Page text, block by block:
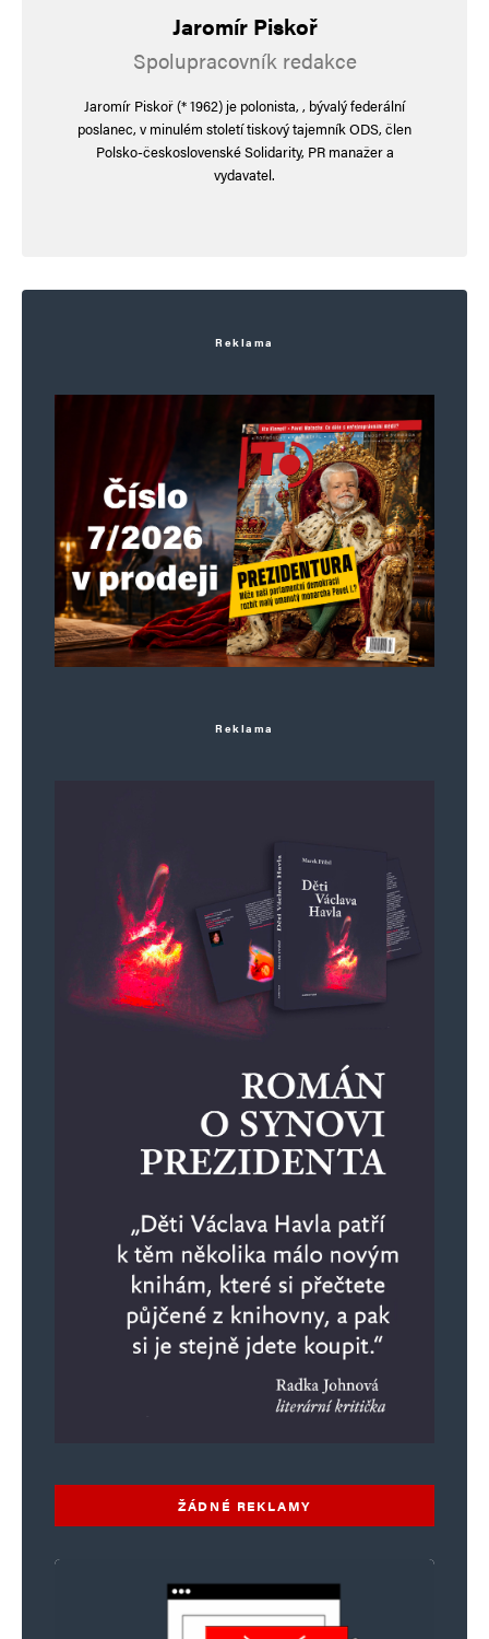
Webová stránka
Alternative:
Jaromír Piskoř
Spolupracovník redakce
Jaromír Piskoř (* 1962) je polonista, , bývalý federální
poslanec, v minulém století tiskový tajemník ODS, člen
Polsko-československé Solidarity, PR manažer a
vydavatel.
Reklama
Reklama
ŽÁDNÉ REKLAMY